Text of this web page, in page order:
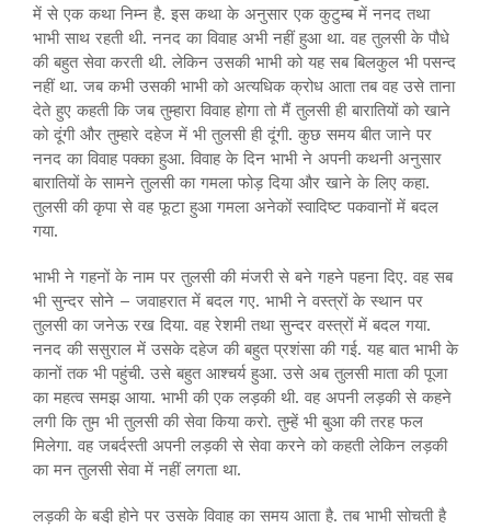
में से एक कथा निम्न है. इस कथा के अनुसार एक कुटुम्ब में ननद तथा
भाभी साथ रहती थी. ननद का विवाह अभी नहीं हुआ था. वह तुलसी के पौधे
की बहुत सेवा करती थी. लेकिन उसकी भाभी को यह सब बिलकुल भी पसन्द
नहीं था. जब कभी उसकी भाभी को अत्यधिक क्रोध आता तब वह उसे ताना
देते हुए कहती कि जब तुम्हारा विवाह होगा तो मैं तुलसी ही बारातियों को खाने
को दूंगी और तुम्हारे दहेज में भी तुलसी ही दूंगी. कुछ समय बीत जाने पर
ननद का विवाह पक्का हुआ. विवाह के दिन भाभी ने अपनी कथनी अनुसार
बारातियों के सामने तुलसी का गमला फोड़ दिया और खाने के लिए कहा.
तुलसी की कृपा से वह फूटा हुआ गमला अनेकों स्वादिष्ट पकवानों में बदल
गया.
भाभी ने गहनों के नाम पर तुलसी की मंजरी से बने गहने पहना दिए. वह सब
भी सुन्दर सोने – जवाहरात में बदल गए. भाभी ने वस्त्रों के स्थान पर
तुलसी का जनेऊ रख दिया. वह रेशमी तथा सुन्दर वस्त्रों में बदल गया.
ननद की ससुराल में उसके दहेज की बहुत प्रशंसा की गई. यह बात भाभी के
कानों तक भी पहुंची. उसे बहुत आश्चर्य हुआ. उसे अब तुलसी माता की पूजा
का महत्व समझ आया. भाभी की एक लड़की थी. वह अपनी लड़की से कहने
लगी कि तुम भी तुलसी की सेवा किया करो. तुम्हें भी बुआ की तरह फल
मिलेगा. वह जबर्दस्ती अपनी लड़की से सेवा करने को कहती लेकिन लड़की
का मन तुलसी सेवा में नहीं लगता था.
लड़की के बडी़ होने पर उसके विवाह का समय आता है. तब भाभी सोचती है